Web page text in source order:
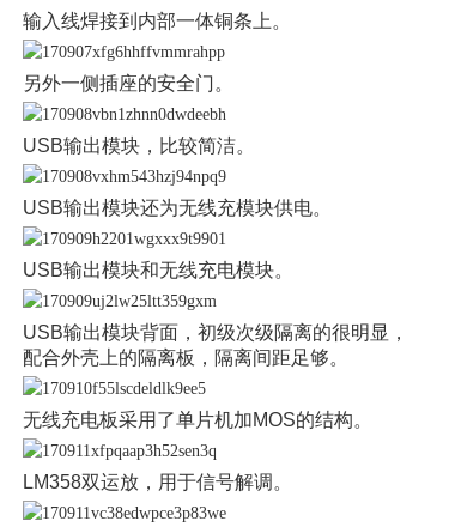
输入线焊接到内部一体铜条上。
另外一侧插座的安全门。
USB输出模块，比较简洁。
USB输出模块还为无线充模块供电。
USB输出模块和无线充电模块。
USB输出模块背面，初级次级隔离的很明显，
配合外壳上的隔离板，隔离间距足够。
无线充电板采用了单片机加MOS的结构。
LM358双运放，用于信号解调。